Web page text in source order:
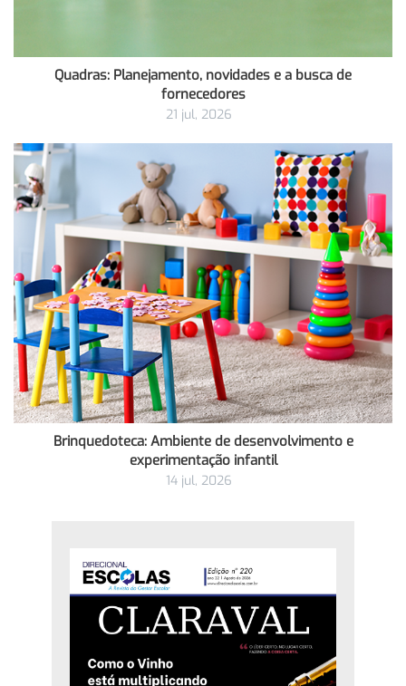
Quadras: Planejamento, novidades e a busca de
fornecedores
21 jul, 2026
Brinquedoteca: Ambiente de desenvolvimento e
experimentação infantil
14 jul, 2026